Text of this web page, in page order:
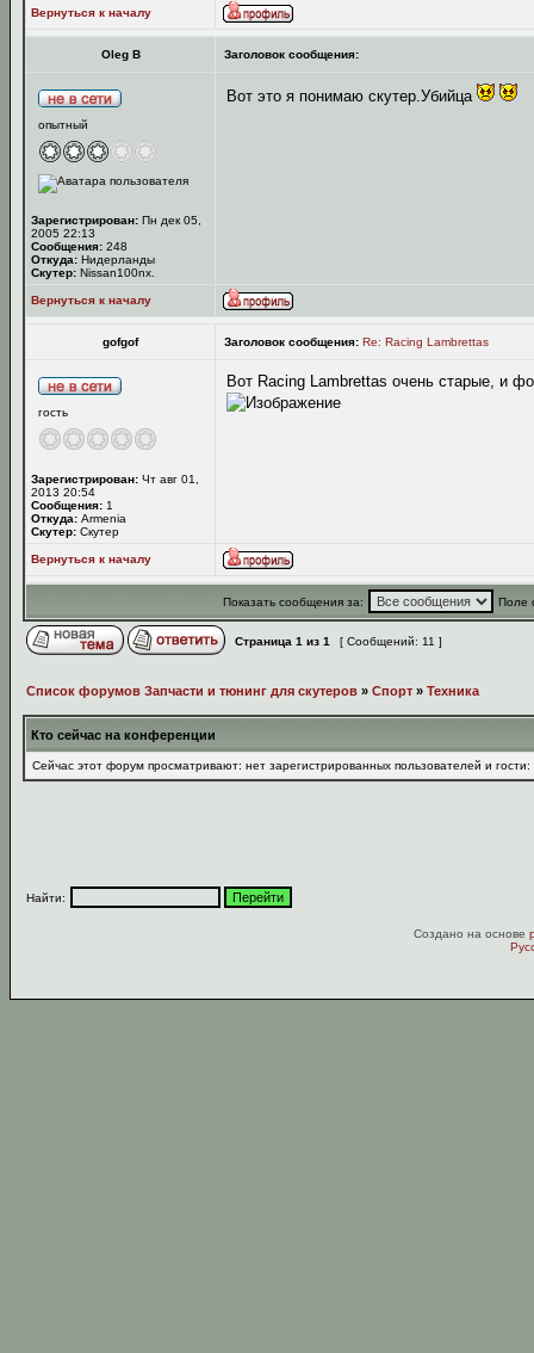
Вернуться к началу
Oleg B Заголовок сообщения:
опытный
Зарегистрирован: Пн дек 05,
2005 22:13
Сообщения: 248
Откуда: Нидерланды
Скутер: Nissan100nx.
Вот это я понимаю скутер.Убийца
Вернуться к началу
gofgof Заголовок сообщения: Re: Racing Lambrettas
гость
Зарегистрирован: Чт авг 01,
2013 20:54
Сообщения: 1
Откуда: Armenia
Скутер: Скутер
Вот Racing Lambrettas очень старые, и
Вернуться к началу
Показать сообщения за: Поле
Страница 1 из 1 [ Сообщений: 11 ]
Список форумов Запчасти и тюнинг для скутеров » Спорт » Техника
Кто сейчас на конференции
Сейчас этот форум просматривают: нет зарегистрированных пользователей и гости:
Найти:
Создано на основе